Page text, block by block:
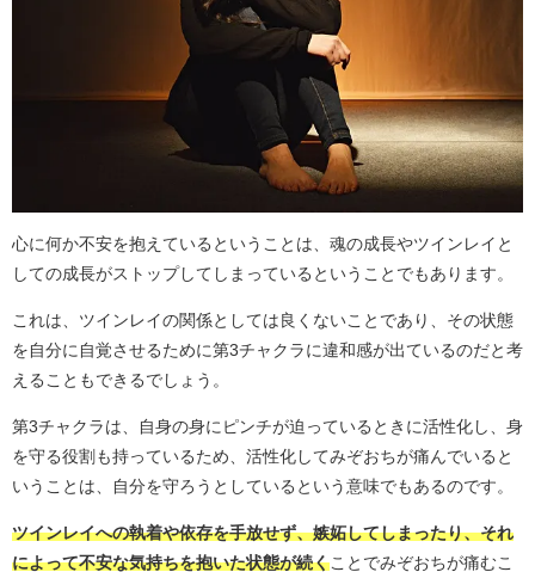
心に何か不安を抱えているということは、魂の成長やツインレイと
しての成長がストップしてしまっているということでもあります。
これは、ツインレイの関係としては良くないことであり、その状態
を自分に自覚させるために第3チャクラに違和感が出ているのだと考
えることもできるでしょう。
第3チャクラは、自身の身にピンチが迫っているときに活性化し、身
を守る役割も持っているため、活性化してみぞおちが痛んでいると
いうことは、自分を守ろうとしているという意味でもあるのです。
ツインレイへの執着や依存を手放せず、嫉妬してしまったり、それ
によって不安な気持ちを抱いた状態が続くことでみぞおちが痛むこ